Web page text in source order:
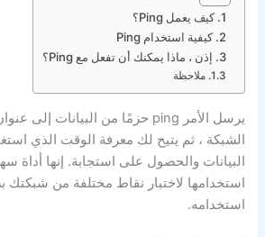
كيف يعمل Ping؟
كيفية استخدام Ping
إذن ، ماذا يمكنك أن تفعل مع Ping؟
ملاحظة
الشبكة ، ثم يتيح لك معرفة الوقت الذي
البيانات والحصول على استجابة. إنها أداة
استخدامها لاختبار نقاط مختلفة من شبكتك
استخدامه.